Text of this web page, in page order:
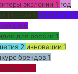
эколонии 1 год
россия 1 Диана Гуц 2
женское
для россии 1
2 инновации 1
брендов 1
1